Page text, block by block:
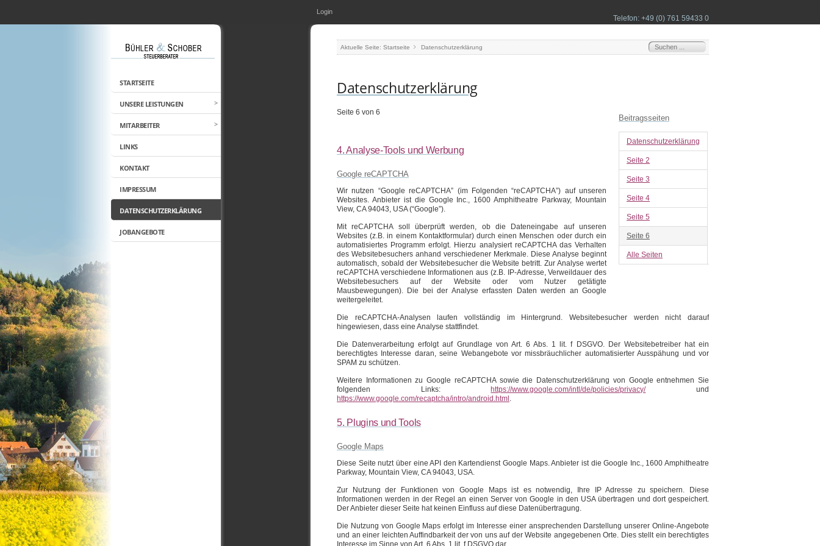
Telefon: +49 (0) 761 59433 0
Login
STARTSEITE
UNSERE LEISTUNGEN
MITARBEITER
LINKS
KONTAKT
IMPRESSUM
DATENSCHUTZERKLÄRUNG
JOBANGEBOTE
Aktuelle Seite: Startseite Datenschutzerklärung
Datenschutzerklärung
Beitragsseiten
Datenschutzerklärung
Seite 2
Seite 3
Seite 4
Seite 5
Seite 6
Alle Seiten
Seite 6 von 6
4. Analyse-Tools und Werbung
Google reCAPTCHA
Wir nutzen “Google reCAPTCHA” (im Folgenden “reCAPTCHA”) auf unseren
Websites. Anbieter ist die Google Inc., 1600 Amphitheatre Parkway, Mountain
View, CA 94043, USA (“Google”).
Mit reCAPTCHA soll überprüft werden, ob die Dateneingabe auf unseren
Websites (z.B. in einem Kontaktformular) durch einen Menschen oder durch ein
automatisiertes Programm erfolgt. Hierzu analysiert reCAPTCHA das Verhalten
des Websitebesuchers anhand verschiedener Merkmale. Diese Analyse beginnt
automatisch, sobald der Websitebesucher die Website betritt. Zur Analyse wertet
reCAPTCHA verschiedene Informationen aus (z.B. IP-Adresse, Verweildauer des
Websitebesuchers auf der Website oder vom Nutzer getätigte
Mausbewegungen). Die bei der Analyse erfassten Daten werden an Google
weitergeleitet.
Die reCAPTCHA-Analysen laufen vollständig im Hintergrund. Websitebesucher werden nicht darauf
hingewiesen, dass eine Analyse stattfindet.
Die Datenverarbeitung erfolgt auf Grundlage von Art. 6 Abs. 1 lit. f DSGVO. Der Websitebetreiber hat ein
berechtigtes Interesse daran, seine Webangebote vor missbräuchlicher automatisierter Ausspähung und vor
SPAM zu schützen.
Weitere Informationen zu Google reCAPTCHA sowie die Datenschutzerklärung von Google entnehmen Sie
folgenden Links:
https://www.google.com/intl/de/policies/privacy/und
https://www.google.com/recaptcha/intro/android.html .
5. Plugins und Tools
Google Maps
Diese Seite nutzt über eine API den Kartendienst Google Maps. Anbieter ist die Google Inc., 1600 Amphitheatre
Parkway, Mountain View, CA 94043, USA.
Zur Nutzung der Funktionen von Google Maps ist es notwendig, Ihre IP Adresse zu speichern. Diese
Informationen werden in der Regel an einen Server von Google in den USA übertragen und dort gespeichert.
Der Anbieter dieser Seite hat keinen Einfluss auf diese Datenübertragung.
Die Nutzung von Google Maps erfolgt im Interesse einer ansprechenden Darstellung unserer Online-Angebote
und an einer leichten Auffindbarkeit der von uns auf der Website angegebenen Orte. Dies stellt ein berechtigtes
Interesse im Sinne von Art. 6 Abs. 1 lit. f DSGVO dar.